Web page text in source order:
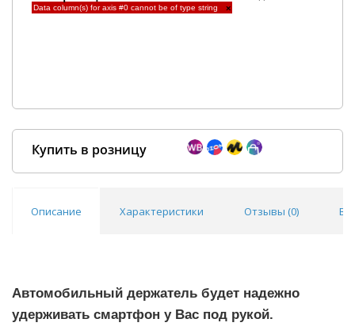
Data column(s) for axis #0 cannot be of type string ×
Купить в розницу
Описание Характеристики Отзывы (0)
Автомобильный держатель будет надежно
удерживать смартфон у Вас под рукой.